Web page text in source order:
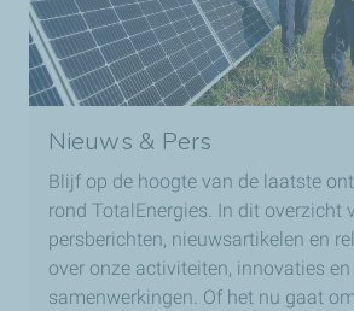
Nieuws & Pers
Blijf op de hoogte van de laatste
rond TotalEnergies. In dit overzicht
persberichten, nieuwsartikelen en
over onze activiteiten, innovaties en
samenwerkingen. Of het nu gaat